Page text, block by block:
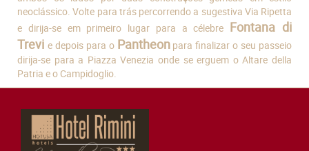
neoclássico. Volte para trás percorrendo a sugestiva Via Ripetta
e dirija-se em primeiro lugar para a célebre Fontana di
Trevi e depois para o Pantheonpara finalizar o seu passeio
dirija-se para a Piazza Venezia onde se erguem o Altare della
Patria e o Campidoglio.